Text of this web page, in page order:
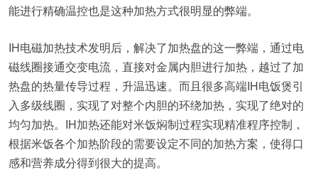
能进行精确温控也是这种加热方式很明显的弊端。
IH电磁加热技术发明后，解决了加热盘的这一弊端，通过电
磁线圈接通交变电流，直接对金属内胆进行加热，越过了加
热盘的热量传导过程，升温迅速。而且很多高端IH电饭煲引
入多级线圈，实现了对整个内胆的环绕加热，实现了绝对的
均匀加热。IH加热还能对米饭焖制过程实现精准程序控制，
根据米饭各个加热阶段的需要设定不同的加热方案，使得口
感和营养成分得到很大的提高。